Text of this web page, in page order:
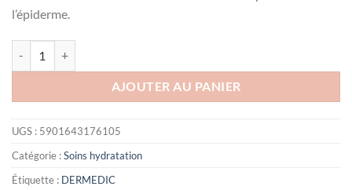
l’épiderme.
AJOUTER AU PANIER
UGS : 5901643176105
Catégorie :Soins hydratation
Étiquette : DERMEDIC